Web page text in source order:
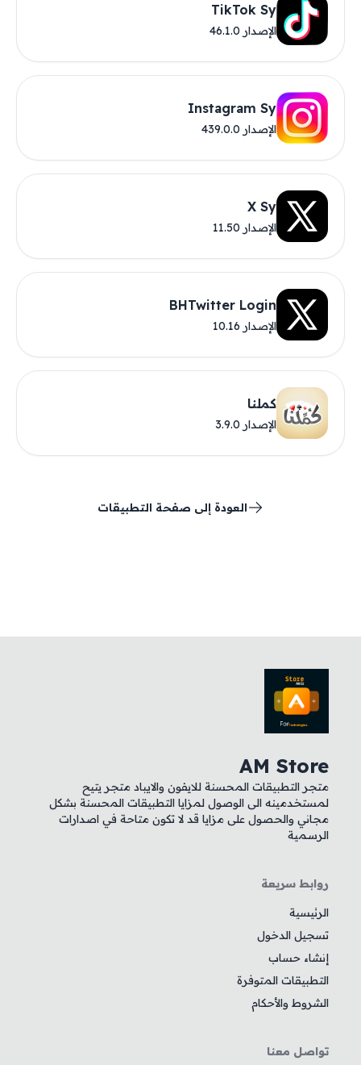
TikTok Sy
الإصدار 46.1.0
Instagram Sy
الإصدار 439.0.0
X Sy
الإصدار 11.50
BHTwitter Login
الإصدار 10.16
كملنا
الإصدار 3.9.0
العودة إلى صفحة التطبيقات
AM Store
متجر التطبيقات المحسنة للايفون والايباد متجر يتيح
لمستخدمينه الى الوصول لمزايا التطبيقات المحسنة بشكل
مجاني والحصول على مزايا قد لا تكون متاحة في اصدارات
الرسمية
روابط سريعة
الرئيسية
تسجيل الدخول
إنشاء حساب
التطبيقات المتوفرة
الشروط والأحكام
تواصل معنا